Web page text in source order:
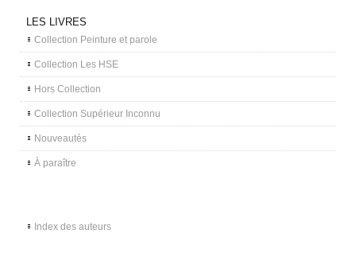
LES LIVRES
Collection Peinture et parole
Collection Les HSE
Hors Collection
Collection Supérieur Inconnu
Nouveautés
À paraître
Index des auteurs